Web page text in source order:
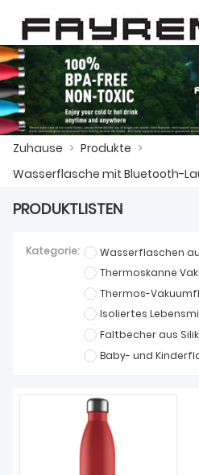
KONTAKTIERE UNS
العربية Deutsch
Zuhause > Produkte >
Wasserflasche mit Bluetooth-
PRODUKTLISTEN
Kategorie:
Wasserflaschen
Thermoskanne
Thermos-
Isoliertes
Faltbecher aus
Baby- und